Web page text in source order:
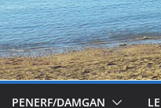
PENERF/DAMGAN